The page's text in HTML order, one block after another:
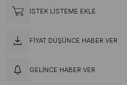
İSTEK LISTEME EKLE
FIYAT DÜŞÜNCE HABER VER
GELINCE HABER VER